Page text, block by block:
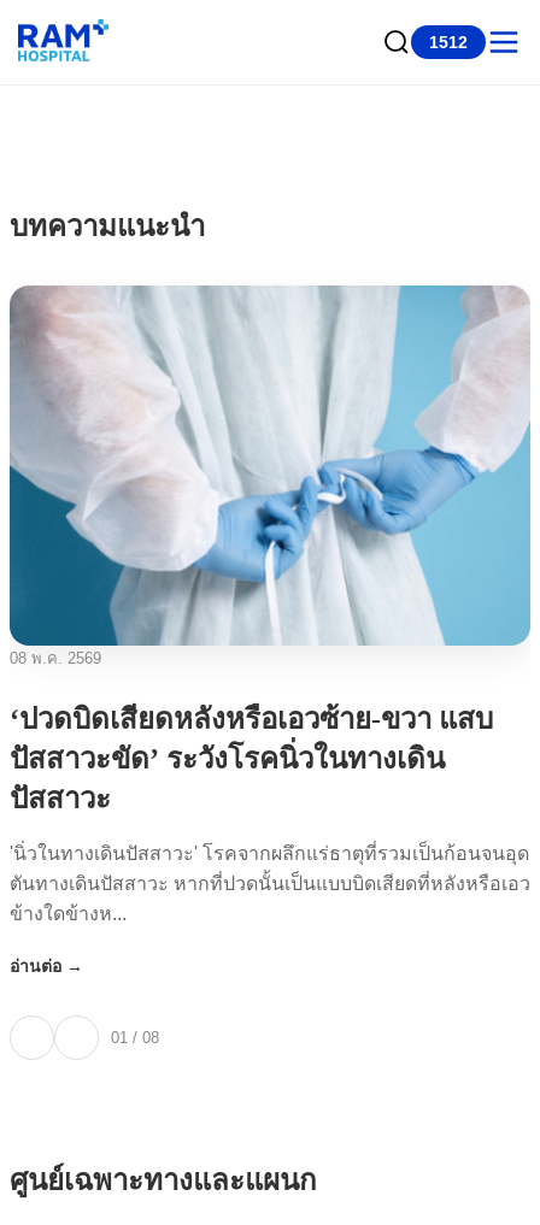
1512
บทความแนะนำ
08 พ.ค. 2569
‘ปวดบิดเสียดหลังหรือเอวซ้าย-ขวา แสบ
ปัสสาวะขัด’ ระวังโรคนิ่วในทางเดิน
ปัสสาวะ
'นิ่วในทางเดินปัสสาวะ' โรคจากผลึกแร่ธาตุที่รวมเป็นก้อนจนอุด
ตันทางเดินปัสสาวะ หากที่ปวดนั้นเป็นแบบบิดเสียดที่หลังหรือเอว
ข้างใดข้างห...
อ่านต่อ →
01 / 08
ศูนย์เฉพาะทางและแผนก